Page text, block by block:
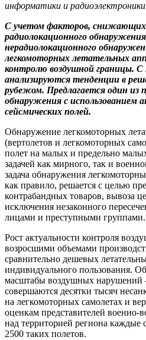
информатики и радиоэлектроники
С учетом факторов,
радиолокационного
нерадиолокационного
легкомоторных летательных
контролю воздушной границы. С
анализируются тенденции в
рубежом. Предлагается один из
обнаружения с использованием
сейсмических полей.
Обнаружение легкомоторных
(вертолетов и легкомоторных
полет на малых и предельно
задачей как мирного, так и
задача обнаружения
как правило, решается с целью
контрабандных товаров, вывоза
исключения незаконного
лицами и преступными группами.
Рост актуальности контроля
возросшими объемами
сравнительно дешевых
индивидуального пользования.
масштабы воздушных нарушений
совершаются десятки тысяч
на легкомоторных самолетах и
оценкам представителей военно-
над территорией региона каждые
2500 таких полетов.